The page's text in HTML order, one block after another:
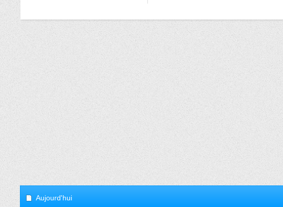
Aujourd'hui